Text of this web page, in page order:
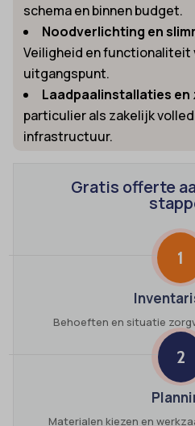
schema en binnen budget.
Noodverlichting en
Veiligheid en functionaliteit
uitgangspunt.
Laadpaalinstallaties en
particulier als zakelijk
infrastructuur.
Gratis offerte
1
Behoeften en situatie
2
Materialen kiezen en